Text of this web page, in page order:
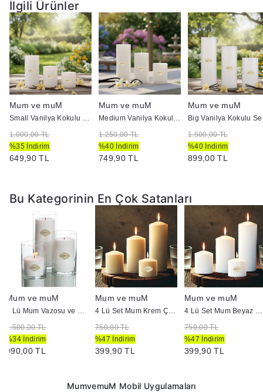
İlgili Ürünler
Mum ve muM
Small Vanilya Kokulu Set Mum Çap 7 cm Beyaz
1.000,00 TL
%35 İndirim
649,90 TL
Mum ve muM
Medium Vanilya Kokulu Set Mum Çap 7 cm Beyaz
1.250,00 TL
%40 İndirim
749,90 TL
Mum ve muM
1.500,00 TL
%40 İndirim
899,00 TL
Bu Kategorinin En Çok Satanları
Mum ve muM
3 Lü Mum Vazosu ve Mum Seti Beyaz
1.500,00 TL
%34 İndirim
990,00 TL
Mum ve muM
4 Lü Set Mum Krem Çap :5 cm
750,00 TL
%47 İndirim
399,90 TL
Mum ve muM
4 Lü Set Mum Beyaz Çap :5 cm
750,00 TL
%47 İndirim
399,90 TL
MumvemuM Mobil Uygulamaları